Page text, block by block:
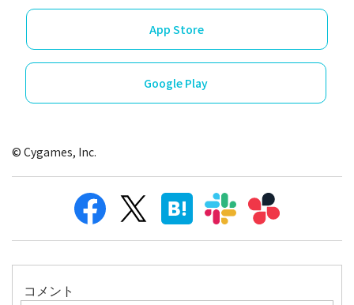
App Store
Google Play
© Cygames, Inc.